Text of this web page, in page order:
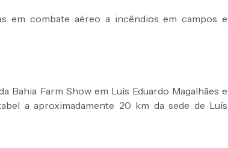
em combate aéreo a incêndios em campos e
Bahia Farm Show em Luís Eduardo Magalhães e
a aproximadamente 20 km da sede de Luís